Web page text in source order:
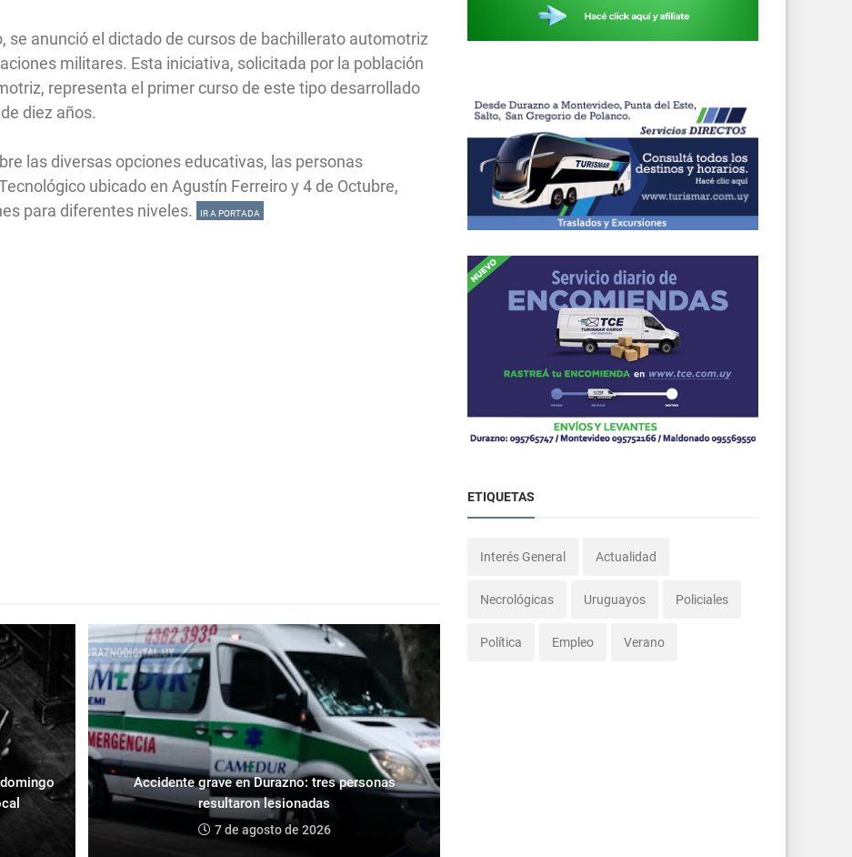
se anunció el dictado de cursos de bachillerato automotriz
militares. Esta iniciativa, solicitada por la población
representa el primer curso de este tipo desarrollado
diez años.
las diversas opciones educativas, las personas
ubicado en Agustín Ferreiro y 4 de Octubre,
para diferentes niveles.
IR A PORTADA
Accidente grave en Durazno: tres personas
resultaron lesionadas
7 de agosto de 2026
ETIQUETAS
Interés General Actualidad
Necrológicas Uruguayos Policiales
Política Empleo Verano